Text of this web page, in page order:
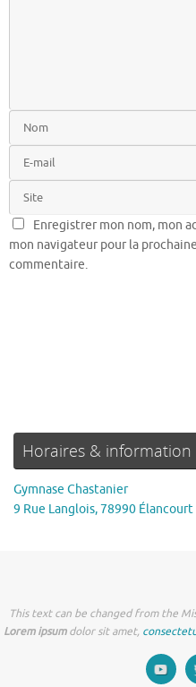
Enregistrer mon nom, mon
mon navigateur pour la
commentaire.
Horaires & information
Gymnase Chastanier
9 Rue Langlois, 78990 Élancourt
This text can be changed from the
Lorem ipsumdolor sit amet,